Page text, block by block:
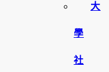
大
學
社